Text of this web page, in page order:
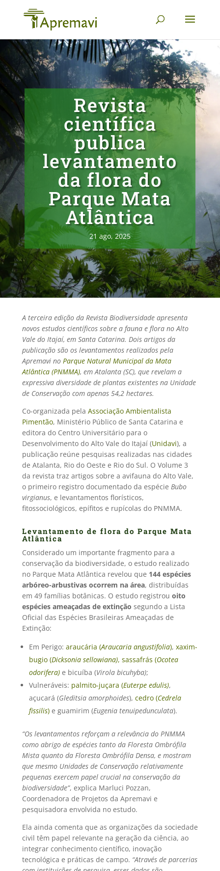
Revista
científica
publica
levantamento
da flora do
Parque Mata
Atlântica
21 ago, 2025
A terceira edição da Revista Biodiversidade apresenta
novos estudos científicos sobre a fauna e flora no Alto
Vale do Itajaí, em Santa Catarina. Dois artigos da
publicação são os levantamentos realizados pela
Apremavi no Parque Natural Municipal da Mata
Atlântica (PNMMA), em Atalanta (SC), que revelam a
expressiva diversidade de plantas existentes na Unidade
de Conservação com apenas 54,2 hectares.
Co-organizada pela Associação Ambientalista
Pimentão, Ministério Público de Santa Catarina e
editora do Centro Universitário para o
Desenvolvimento do Alto Vale do Itajaí (Unidavi), a
publicação reúne pesquisas realizadas nas cidades
de Atalanta, Rio do Oeste e Rio do Sul. O Volume 3
da revista traz artigos sobre a avifauna do Alto Vale,
o primeiro registro documentado da espécie Bubo
virgianus, e levantamentos florísticos,
fitossociológicos, epífitos e rupícolas do PNMMA.
Levantamento de flora do Parque Mata
Atlântica
Considerado um importante fragmento para a
conservação da biodiversidade, o estudo realizado
no Parque Mata Atlântica revelou que 144 espécies
arbóreo-arbustivas ocorrem na área, distribuídas
em 49 famílias botânicas. O estudo registrou oito
espécies ameaçadas de extinção segundo a Lista
Oficial das Espécies Brasileiras Ameaçadas de
Extinção:
Em Perigo: araucária (Araucaria angustifolia), xaxim-
bugio (Dicksonia sellowiana), sassafrás (Ocotea
odorifera) e bicuíba (Virola bicuhyba);
Vulneráveis: palmito-juçara (Euterpe edulis),
açucará (Gleditsia amorphoides), cedro (Cedrela
fissilis)e guamirim (Eugenia tenuipedunculata).
“Os levantamentos reforçam a relevância do PNMMA
como abrigo de espécies tanto da Floresta Ombrófila
Mista quanto da Floresta Ombrófila Densa, e mostram
que mesmo Unidades de Conservação relativamente
pequenas exercem papel crucial na conservação da
biodiversidade”, explica Marluci Pozzan,
Coordenadora de Projetos da Apremavi e
pesquisadora envolvida no estudo.
Ela ainda comenta que as organizações da sociedade
civil têm papel relevante na geração da ciência, ao
integrar conhecimento científico, inovação
tecnológica e práticas de campo. “Através de parcerias